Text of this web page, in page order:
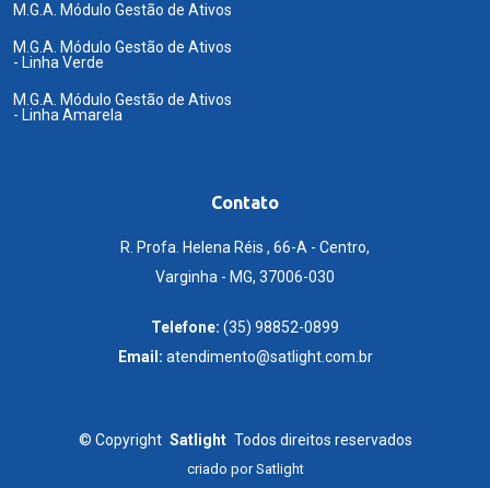
M.G.A. Módulo Gestão de Ativos
M.G.A. Módulo Gestão de Ativos
- Linha Verde
M.G.A. Módulo Gestão de Ativos
- Linha Amarela
Contato
R. Profa. Helena Réis , 66-A - Centro,
Varginha - MG, 37006-030
Telefone: (35) 98852-0899
Email: atendimento@satlight.com.br
© Copyright Satlight Todos direitos reservados
criado porSatlight